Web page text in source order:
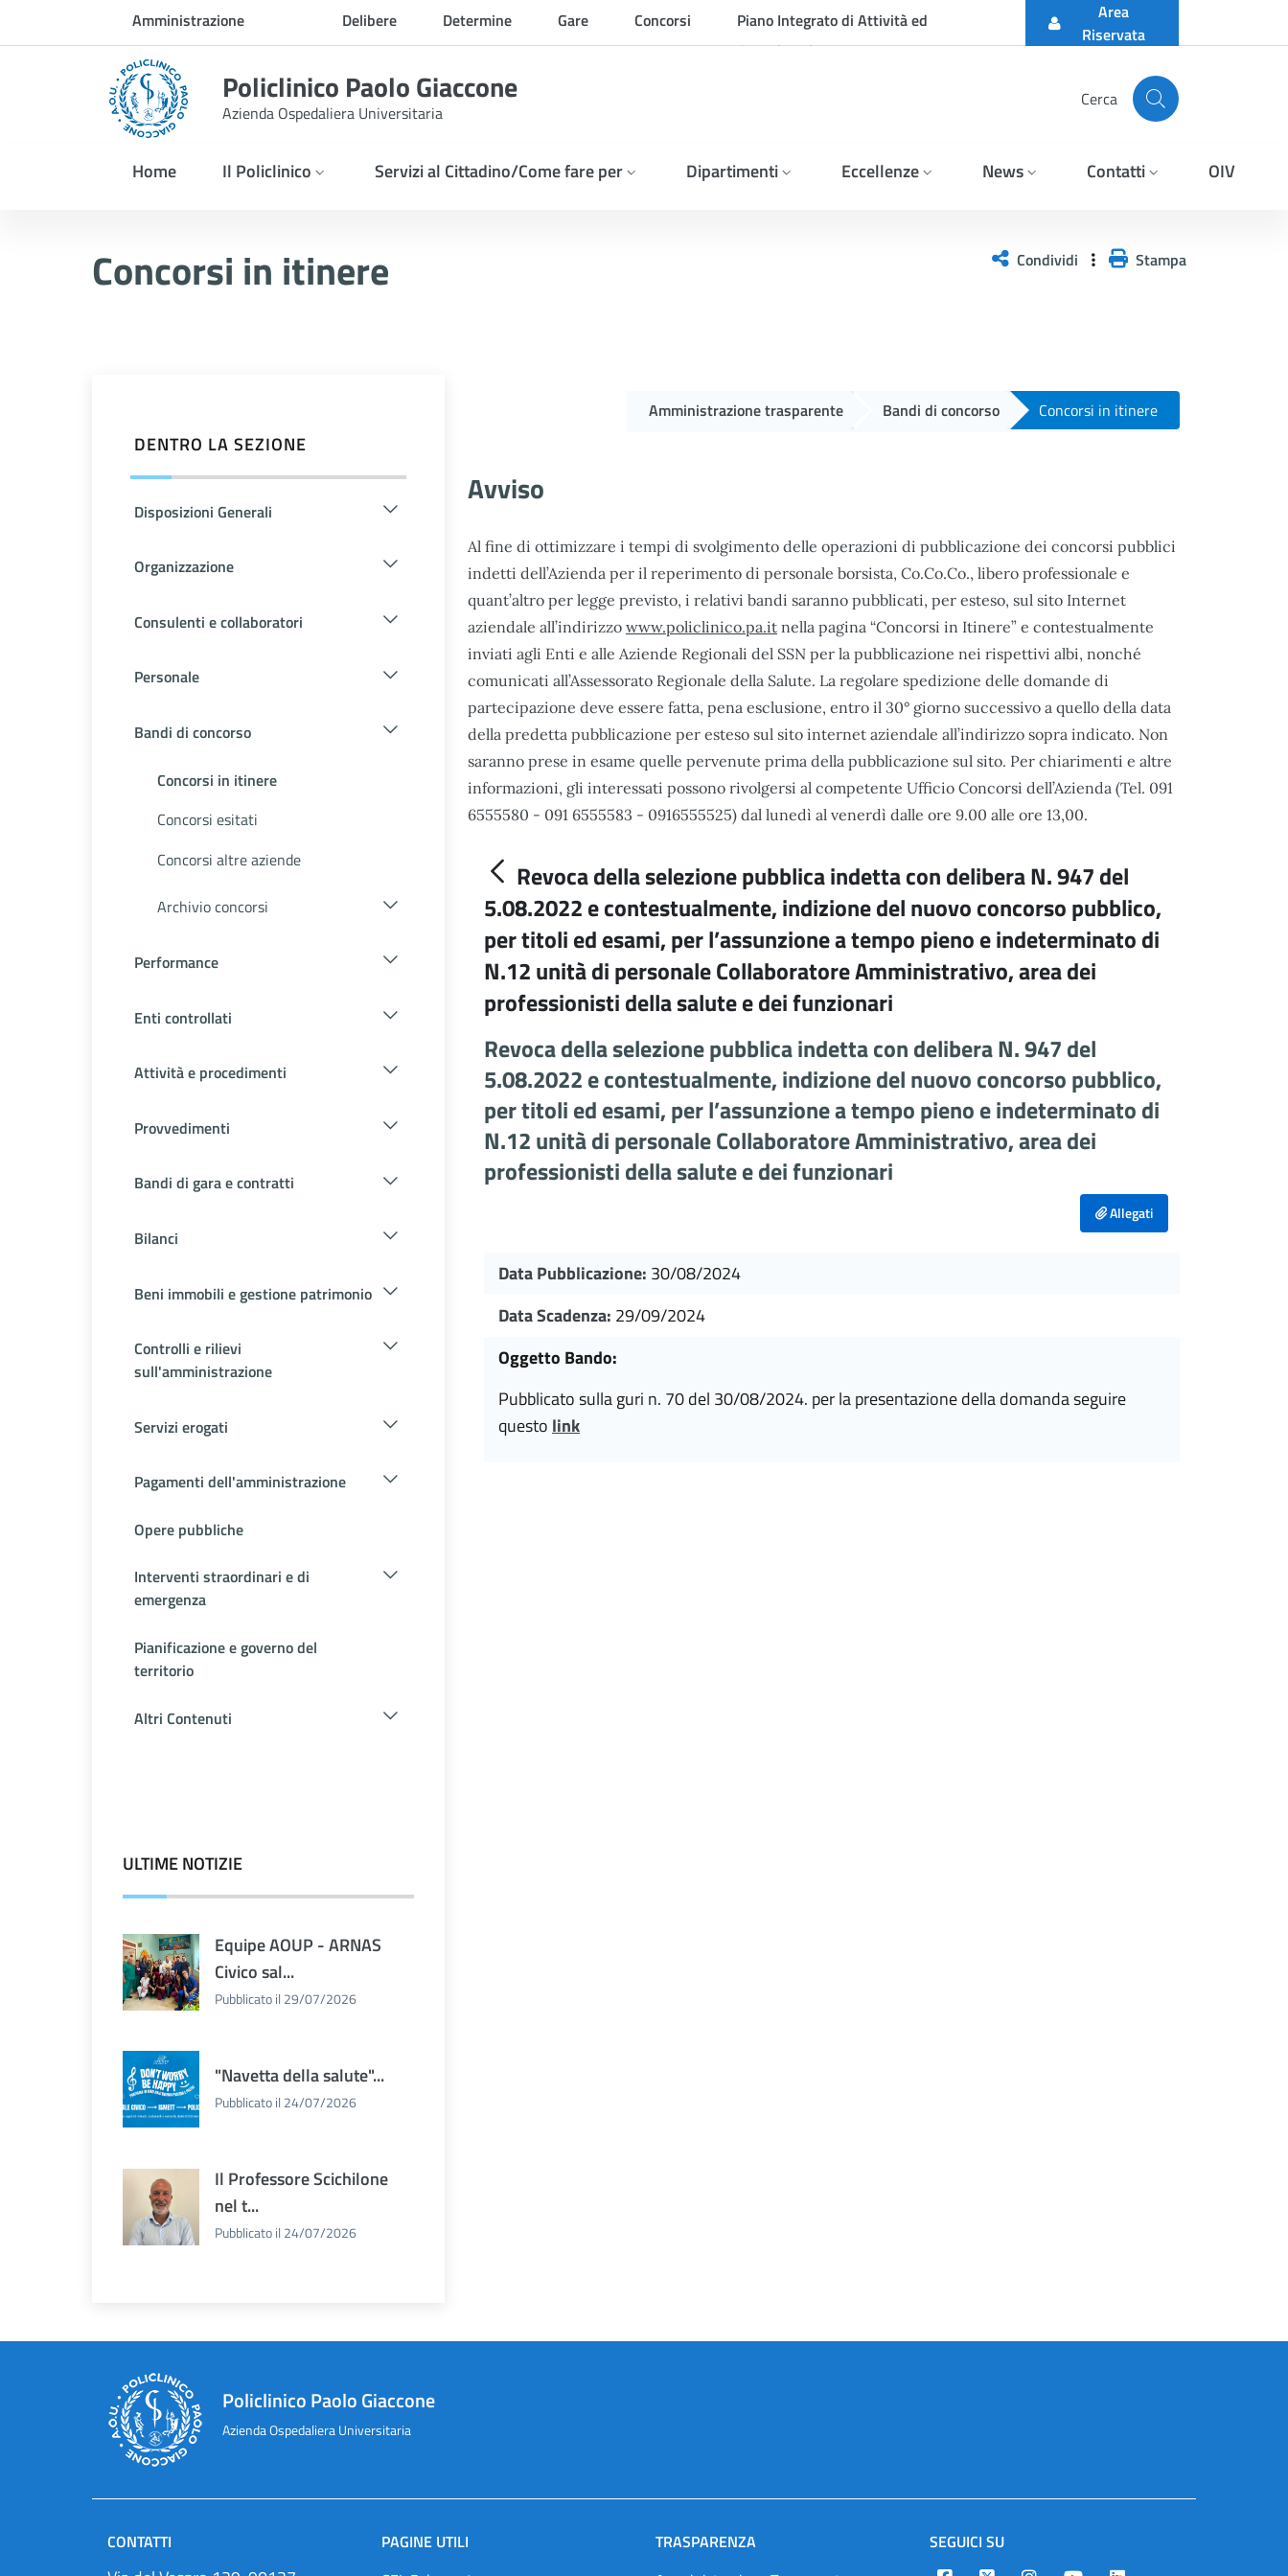
Skip to Main ContentAmministrazione
trasparente
Delibere Determine Gare Concorsi
Piano Integrato di Attività ed
Organizzazione
Area
Riservata
Policlinico Paolo Giaccone
Azienda Ospedaliera Universitaria
Cerca
Home Il Policlinico Servizi al Cittadino/Come fare per Dipartimenti Eccellenze News Contatti OIV
Concorsi in itinere Condividi Stampa
DENTRO LA SEZIONE
Disposizioni Generali
Organizzazione
Consulenti e collaboratori
Personale
Bandi di concorso
Concorsi in itinere
Concorsi esitati
Concorsi altre aziende
Archivio concorsi
Performance
Enti controllati
Attività e procedimenti
Provvedimenti
Bandi di gara e contratti
Bilanci
Beni immobili e gestione patrimonio
Controlli e rilievi
sull'amministrazione
Servizi erogati
Pagamenti dell'amministrazione
Opere pubbliche
Interventi straordinari e di
emergenza
Pianificazione e governo del
territorio
Altri Contenuti
ULTIME NOTIZIE
Equipe AOUP - ARNAS
Civico sal...
Pubblicato il 29/07/2026
"Navetta della salute"...
Pubblicato il 24/07/2026
Il Professore Scichilone
nel t...
Pubblicato il 24/07/2026
Amministrazione trasparente Bandi di concorso Concorsi in itinere
Avviso
Al fine di ottimizzare i tempi di svolgimento delle operazioni di pubblicazione dei concorsi pubblici
indetti dell’Azienda per il reperimento di personale borsista, Co.Co.Co., libero professionale e
quant’altro per legge previsto, i relativi bandi saranno pubblicati, per esteso, sul sito Internet
aziendale all’indirizzo www.policlinico.pa.it nella pagina “Concorsi in Itinere” e contestualmente
inviati agli Enti e alle Aziende Regionali del SSN per la pubblicazione nei rispettivi albi, nonché
comunicati all’Assessorato Regionale della Salute. La regolare spedizione delle domande di
partecipazione deve essere fatta, pena esclusione, entro il 30° giorno successivo a quello della data
della predetta pubblicazione per esteso sul sito internet aziendale all’indirizzo sopra indicato. Non
saranno prese in esame quelle pervenute prima della pubblicazione sul sito. Per chiarimenti e altre
informazioni, gli interessati possono rivolgersi al competente Ufficio Concorsi dell’Azienda (Tel. 091
6555580 - 091 6555583 - 0916555525) dal lunedì al venerdì dalle ore 9.00 alle ore 13,00.
Revoca della selezione pubblica indetta con delibera N. 947 del
5.08.2022 e contestualmente, indizione del nuovo concorso pubblico,
per titoli ed esami, per l’assunzione a tempo pieno e indeterminato di
N.12 unità di personale Collaboratore Amministrativo, area dei
professionisti della salute e dei funzionari
Revoca della selezione pubblica indetta con delibera N. 947 del
5.08.2022 e contestualmente, indizione del nuovo concorso pubblico,
per titoli ed esami, per l’assunzione a tempo pieno e indeterminato di
N.12 unità di personale Collaboratore Amministrativo, area dei
professionisti della salute e dei funzionari
Allegati
Data Pubblicazione: 30/08/2024
Data Scadenza: 29/09/2024
Oggetto Bando:
pubblicato sulla guri n. 70 del 30/08/2024. per la presentazione della domanda seguire
questo link
Policlinico Paolo Giaccone
Azienda Ospedaliera Universitaria
CONTATTI
PAGINE UTILI
TRASPARENZA
SEGUICI SU